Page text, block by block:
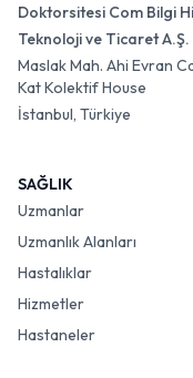
Doktorsitesi Com Bilgi
Teknoloji ve Ticaret A.Ş.
Maslak Mah. Ahi Evran
Kat Kolektif House
İstanbul, Türkiye
SAĞLIK
Uzmanlar
Uzmanlık Alanları
Hastalıklar
Hizmetler
Hastaneler